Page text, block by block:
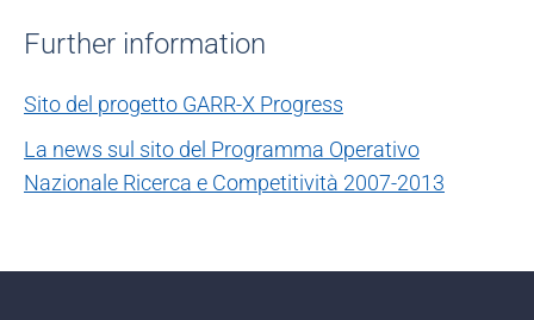
Further information
Sito del progetto GARR-X Progress
La news sul sito del Programma Operativo
Nazionale Ricerca e Competitività 2007-2013